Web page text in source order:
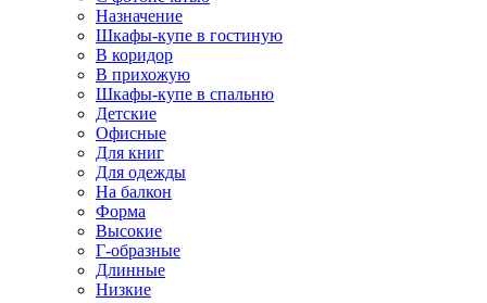
Назначение
Шкафы-купе в гостиную
В коридор
В прихожую
Шкафы-купе в спальню
Детские
Офисные
Для книг
Для одежды
На балкон
Форма
Высокие
Г-образные
Длинные
Низкие